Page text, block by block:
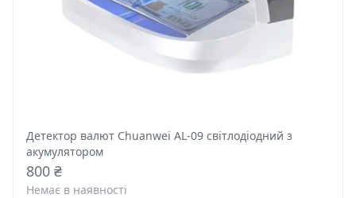
Детектор валют Chuanwei AL-09 світлодіодний з
акумулятором
800 ₴
Немає в наявності